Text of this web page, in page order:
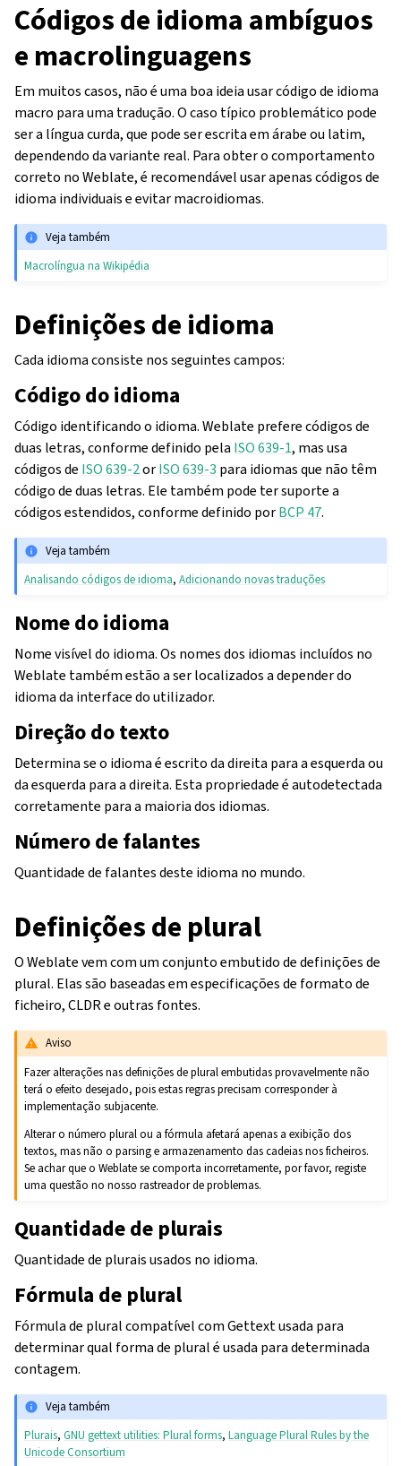
Códigos de idioma ambíguos
e macrolinguagens
Em muitos casos, não é uma boa ideia usar código de idioma
macro para uma tradução. O caso típico problemático pode
ser a língua curda, que pode ser escrita em árabe ou latim,
dependendo da variante real. Para obter o comportamento
correto no Weblate, é recomendável usar apenas códigos de
idioma individuais e evitar macroidiomas.
Veja também
Macrolíngua na Wikipédia
Definições de idioma
Cada idioma consiste nos seguintes campos:
Código do idioma
Código identificando o idioma. Weblate prefere códigos de
duas letras, conforme definido pela ISO 639-1, mas usa
códigos de ISO 639-2orISO 639-3 para idiomas que não têm
código de duas letras. Ele também pode ter suporte a
códigos estendidos, conforme definido porBCP 47.
Veja também
Analisando códigos de idioma,Adicionando novas traduções
Nome do idioma
Nome visível do idioma. Os nomes dos idiomas incluídos no
Weblate também estão a ser localizados a depender do
idioma da interface do utilizador.
Direção do texto
Determina se o idioma é escrito da direita para a esquerda ou
da esquerda para a direita. Esta propriedade é autodetectada
corretamente para a maioria dos idiomas.
Número de falantes
Quantidade de falantes deste idioma no mundo.
Definições de plural
O Weblate vem com um conjunto embutido de definições de
plural. Elas são baseadas em especificações de formato de
ficheiro, CLDR e outras fontes.
Aviso
Fazer alterações nas definições de plural embutidas provavelmente não
terá o efeito desejado, pois estas regras precisam corresponder à
implementação subjacente.
Alterar o número plural ou a fórmula afetará apenas a exibição dos
textos, mas não o parsing e armazenamento das cadeias nos ficheiros.
Se achar que o Weblate se comporta incorretamente, por favor, registe
uma questão no nosso rastreador de problemas.
Quantidade de plurais
Quantidade de plurais usados no idioma.
Fórmula de plural
Fórmula de plural compatível com Gettext usada para
determinar qual forma de plural é usada para determinada
contagem.
Veja também
Plurais,GNU gettext utilities: Plural forms,Language Plural Rules by the
Unicode Consortium